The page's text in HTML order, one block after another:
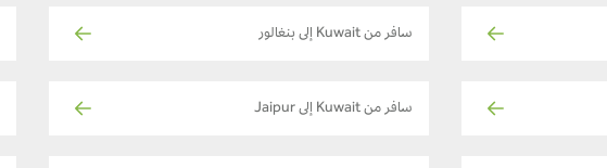
سافر من Kuwait إلى بنغالور
سافر من Kuwait إلى Jaipur